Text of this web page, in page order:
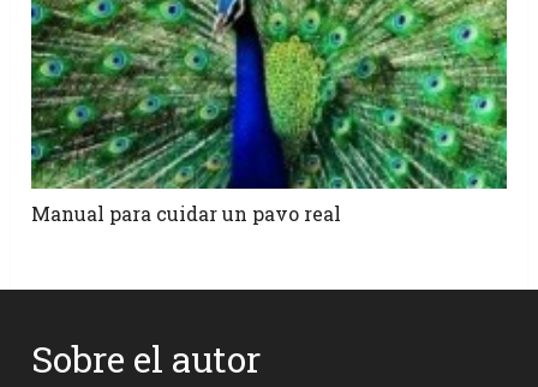
Manual para cuidar un pavo real
Sobre el autor